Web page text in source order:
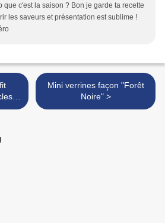
que c'est la saison ? Bon je garde ta recette
les saveurs et présentation est sublime !
Mini verrines façon "Forêt
Noire" >